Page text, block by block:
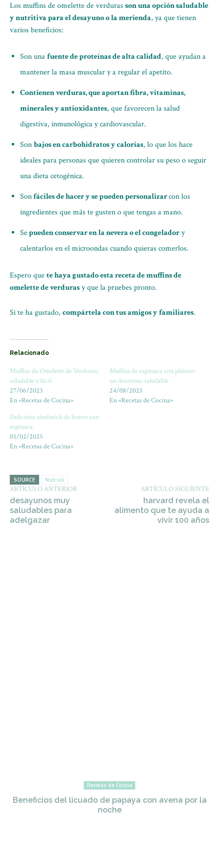
Los muffins de omelette de verduras son una opción saludable
y nutritiva para el desayuno o la merienda, ya que tienen
varios beneficios:
Son unafuente de proteínas de alta calidad, que ayudan a
mantener la masa muscular y a regular el apetito.
Contienen verduras, que aportan fibra, vitaminas,
minerales y antioxidantes, que favorecen la salud
digestiva, inmunológica y cardiovascular.
Sonbajos en carbohidratos y calorías, lo que los hace
ideales para personas que quieren controlar su peso o seguir
una dieta cetogénica.
Sonfáciles de hacer y se pueden personalizarcon los
ingredientes que más te gusten o que tengas a mano.
Sepueden conservar en la nevera o el congeladory
calentarlos en el microondas cuando quieras comerlos.
Espero quete haya gustado esta receta de muffins de
omelette de verdurasy que la pruebes pronto.
Si te ha gustado, compártela con tus amigos y familiares.
Relacionado
Muffins de Omelette de Verduras,
saludable y fácil
27/06/2023
En «Recetas de Cocina»
Muffins de espinaca con plátano:
un desayuno saludable
24/08/2023
En «Recetas de Cocina»
Delicioso sándwich de huevo con
espinaca
05/02/2025
En «Recetas de Cocina»
SOURCE Nutrioli
ARTÍCULO ANTERIOR
desayunos muy
saludables para
adelgazar
ARTÍCULO SIGUIENTE
harvard revela el
alimento que te ayuda a
vivir 100 años
Recetas de Cocina
Beneficios del licuado de papaya con avena por la
noche